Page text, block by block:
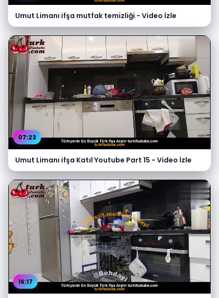
Umut Limanı ifşa mutfak temizliği - Video İzle
07:23
Umut Limanı ifşa Katıl Youtube Part 15 - Video İzle
16:17